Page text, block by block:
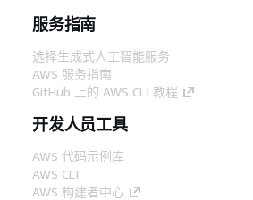
服务指南
选择生成式人工智能服务
AWS 服务指南
GitHub 上的 AWS CLI 教程
开发人员工具
AWS 代码示例库
AWS CLI
AWS 构建者中心